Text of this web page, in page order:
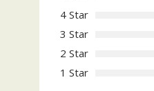
4 Star
3 Star
2 Star
1 Star